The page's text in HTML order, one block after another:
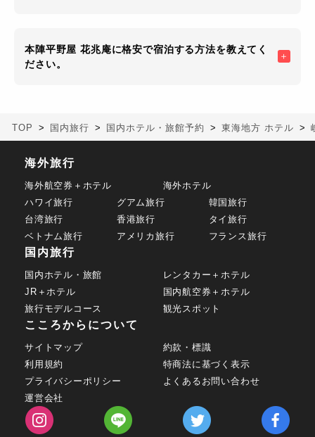
本陣平野屋 花兆庵に格安で宿泊する方法を教えてく
ださい。
TOP 国内旅行 国内ホテル・旅館予約 東海地方 ホテル
海外旅行
海外航空券＋ホテル
海外ホテル
ハワイ旅行
グアム旅行
韓国旅行
台湾旅行
香港旅行
タイ旅行
ベトナム旅行
アメリカ旅行 フランス旅行
国内旅行
国内ホテル・旅館
レンタカー＋ホテル
JR＋ホテル
国内航空券＋ホテル
旅行モデルコース
観光スポット
こころからについて
サイトマップ
約款・標識
利用規約
特商法に基づく表示
プライバシーポリシー
よくあるお問い合わせ
運営会社